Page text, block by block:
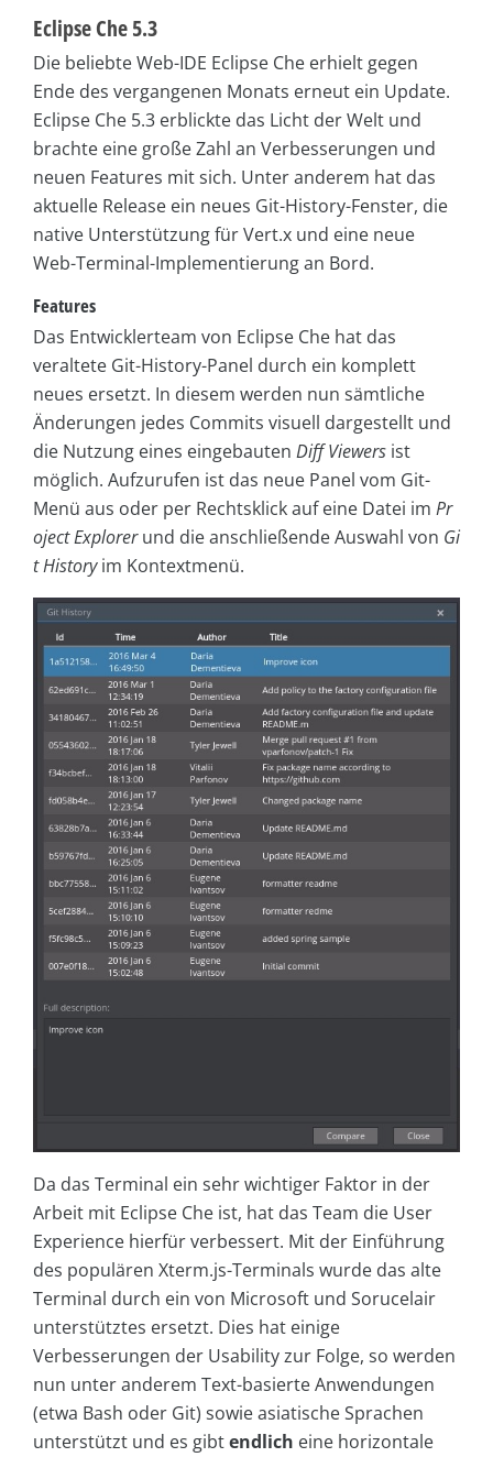
Eclipse Che 5.3
Die beliebte Web-IDE Eclipse Che erhielt gegen
Ende des vergangenen Monats erneut ein Update.
Eclipse Che 5.3 erblickte das Licht der Welt und
brachte eine große Zahl an Verbesserungen und
neuen Features mit sich. Unter anderem hat das
aktuelle Release ein neues Git-History-Fenster, die
native Unterstützung für Vert.x und eine neue
Web-Terminal-Implementierung an Bord.
Features
Das Entwicklerteam von Eclipse Che hat das
veraltete Git-History-Panel durch ein komplett
neues ersetzt. In diesem werden nun sämtliche
Änderungen jedes Commits visuell dargestellt und
die Nutzung eines eingebauten Diff Viewers ist
möglich. Aufzurufen ist das neue Panel vom Git-
Menü aus oder per Rechtsklick auf eine Datei im Pr
oject Explorerund die anschließende Auswahl von Gi
t Historyim Kontextmenü.
Da das Terminal ein sehr wichtiger Faktor in der
Arbeit mit Eclipse Che ist, hat das Team die User
Experience hierfür verbessert. Mit der Einführung
des populären Xterm.js-Terminals wurde das alte
Terminal durch ein von Microsoft und Sorucelair
unterstütztes ersetzt. Dies hat einige
Verbesserungen der Usability zur Folge, so werden
nun unter anderem Text-basierte Anwendungen
(etwa Bash oder Git) sowie asiatische Sprachen
unterstützt und es gibtendlich eine horizontale